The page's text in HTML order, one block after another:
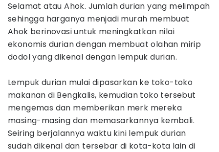
Selamat atau Ahok. Jumlah durian yang melimpah
sehingga harganya menjadi murah membuat
Ahok berinovasi untuk meningkatkan nilai
ekonomis durian dengan membuat olahan mirip
dodol yang dikenal dengan lempuk durian.
Lempuk durian mulai dipasarkan ke toko-toko
makanan di Bengkalis, kemudian toko tersebut
mengemas dan memberikan merk mereka
masing-masing dan memasarkannya kembali.
Seiring berjalannya waktu kini lempuk durian
sudah dikenal dan tersebar di kota-kota lain di